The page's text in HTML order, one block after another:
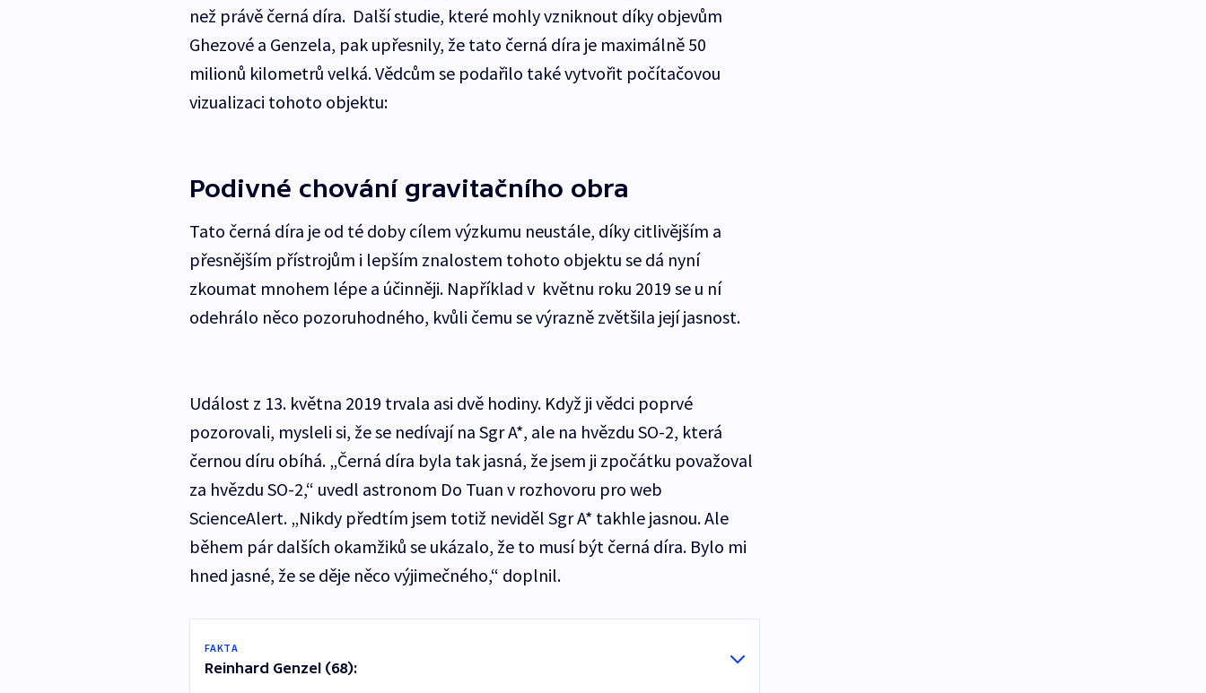
než právě černá díra. Další studie, které mohly vzniknout díky objevům
Ghezové a Genzela, pak upřesnily, že tato černá díra je maximálně 50
milionů kilometrů velká. Vědcům se podařilo také vytvořit počítačovou
vizualizaci tohoto objektu:
Podivné chování gravitačního obra
Tato černá díra je od té doby cílem výzkumu neustále, díky citlivějším a
přesnějším přístrojům i lepším znalostem tohoto objektu se dá nyní
zkoumat mnohem lépe a účinněji. Například v květnu roku 2019 se u ní
odehrálo něco pozoruhodného, kvůli čemu se výrazně zvětšila její jasnost.
Událost z 13. května 2019 trvala asi dvě hodiny. Když ji vědci poprvé
pozorovali, mysleli si, že se nedívají na Sgr A*, ale na hvězdu SO-2, která
černou díru obíhá. „Černá díra byla tak jasná, že jsem ji zpočátku považoval
za hvězdu SO-2,“ uvedl astronom Do Tuan v rozhovoru pro web
ScienceAlert. „Nikdy předtím jsem totiž neviděl Sgr A* takhle jasnou. Ale
během pár dalších okamžiků se ukázalo, že to musí být černá díra. Bylo mi
hned jasné, že se děje něco výjimečného,“ doplnil.
FAKTA
Reinhard Genzel (68):